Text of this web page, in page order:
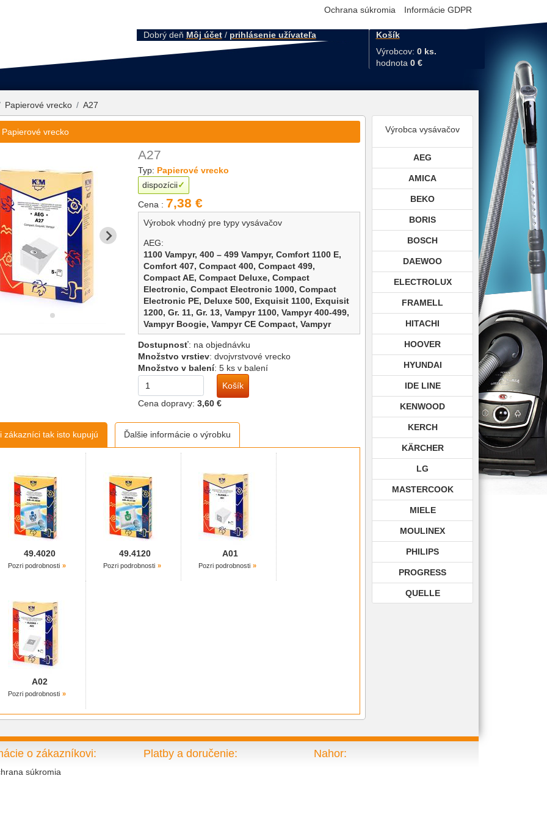
Ochrana súkromia Informácie GDPR
Dobrý deň Môj účet/ prihlásenie užívateľa
Košík
Výrobcov: 0 ks.
hodnota 0 €
Papierové vrecko A27
vrecko
A27
Typ: Papierové vrecko
dispozícii
Cena : 7,38 €
Výrobok vhodný pre typy vysávačov
AEG:
1100 Vampyr,400 – 499 Vampyr,Comfort 1100 E,
Comfort 407,Compact 400,Compact 499,
Compact AE,Compact Deluxe,Compact
Electronic,Compact Electronic 1000,Compact
Electronic PE, Deluxe 500, Exquisit 1100, Exquisit
1200,Gr. 11,Gr. 13,Vampyr 1100,Vampyr 400-499,
Vampyr Boogie,Vampyr CE Compact,Vampyr
Carat 410,Vampyr Compact 400-416,Vampyr
Compact 499,Vampyr Compact Deluxe,
Deluxe 448-450, Vampyr Exquisit 1100,
Exquisit 1200
BLUE SKY:
ATB 14R
CARREFOUR:
Firstline 4101.0
HANSEATIC:
HUGIN:
Omega Compact 400, Omega Compact 499
KNEISSEL:
1400,
UC 2
NEUFUNK:
OP 6000,
PRIVILEG:
Dostupnosť: na objednávku
Množstvo vrstiev:dvojvrstvové vrecko
Množstvo v balení:5 ks v balení
Košík
Cena dopravy:3,60 €
zákazníci tak isto kupujú Ďalšie informácie o výrobku
49.4020
Pozri podrobnosti
49.4120
Pozri podrobnosti
A01
Pozri podrobnosti
A02
Pozri podrobnosti
Výrobca vysávačov
AEG
AMICA
BEKO
BORIS
BOSCH
DAEWOO
ELECTROLUX
FRAMELL
HITACHI
HOOVER
HYUNDAI
IDE LINE
KENWOOD
KERCH
KÄRCHER
LG
MASTERCOOK
MIELE
MOULINEX
PHILIPS
PROGRESS
QUELLE
TWIST
o zákazníkovi:
súkromia
Platby a doručenie: Nahor: